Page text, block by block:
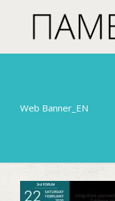
Web Banner_EN